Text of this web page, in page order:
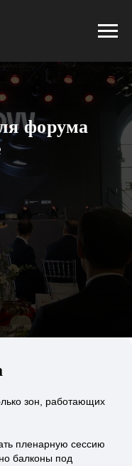
форума
зон, работающих
пленарную сессию
балконы под